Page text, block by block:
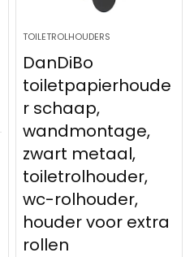
TOILETROLHOUDERS
DanDiBo
toiletpapierhoude
r schaap,
wandmontage,
zwart metaal,
toiletrolhouder,
wc-rolhouder,
houder voor extra
rollen